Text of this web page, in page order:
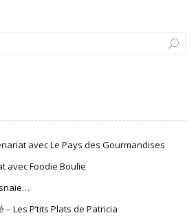
avec Le Pays des Gourmandises
avec Foodie Boulie
Les P’tits Plats de Patricia